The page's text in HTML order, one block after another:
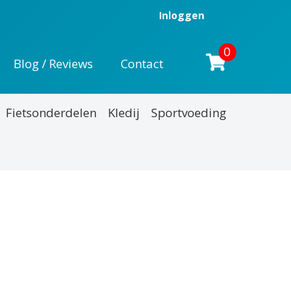
Inloggen
Blog / Reviews Contact
0
Fietsonderdelen Kledij Sportvoeding